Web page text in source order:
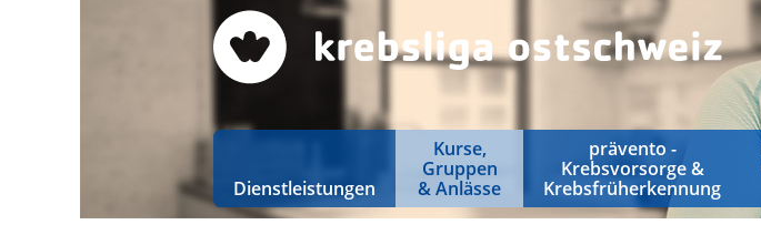
Dienstleistungen
Kurse,
Gruppen
& Anlässe
prävento -
Krebsvorsorge &
Krebsfrüherkennung